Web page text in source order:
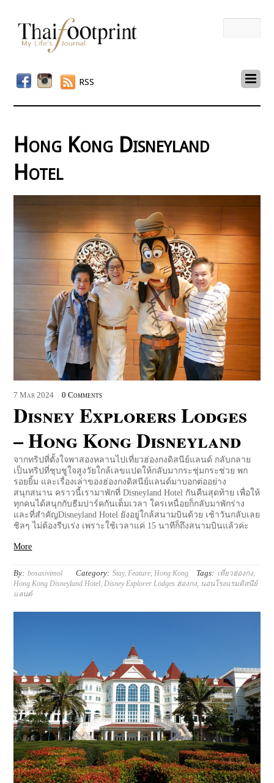
RSS
Hong Kong Disneyland
Hotel
7 Mar 2024 0 Comments
Disney Explorers Lodges
– Hong Kong Disneyland
จากทริปที่ตั้งใจพาสองหลานไปเที่ยวฮ่องกงดิสนีย์แลนด์ กลับกลาย
เป็นทริปที่ชุบชูใจสูงวัยใกล้เลขแปดให้กลับมากระชุ่มกระช่วย พก
รอยยิ้ม และเรื่องเล่าของฮ่องกงดิสนีย์แลนด์มาบอกต่ออย่าง
สนุกสนาน คราวนี้เรามาพักที่ Disneyland Hotel กันคืนสุดท้าย เพื่อให้
ทุกคนได้สนุกกับธีมปาร์คกันเต็มเวลา ใครเหนื่อยก็กลับมาพักร่าง
และที่สำคัญDisneyland Hotel ยังอยู่ใกล้สนามบินด้วย เช้าวันกลับเลย
ชิลๆ ไม่ต้องรีบเร่ง เพราะใช้เวลาแค่ 15 นาทีก็ถึงสนามบินแล้วค่ะ
More
By: bosasivimol Category: Stay,Feature,Hong Kong Tags: เที่ยวฮ่องกง,
Hong Kong Disneyland Hotel,Disney Explorer Lodges ฮ่องกง, นอนโรงแรมดิสนีย์
แลนด์